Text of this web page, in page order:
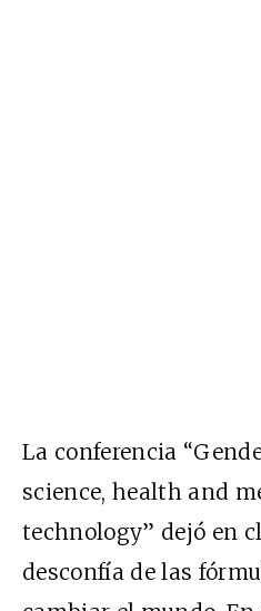
La conferencia
science, health and
technology” dejó en
desconfía de las